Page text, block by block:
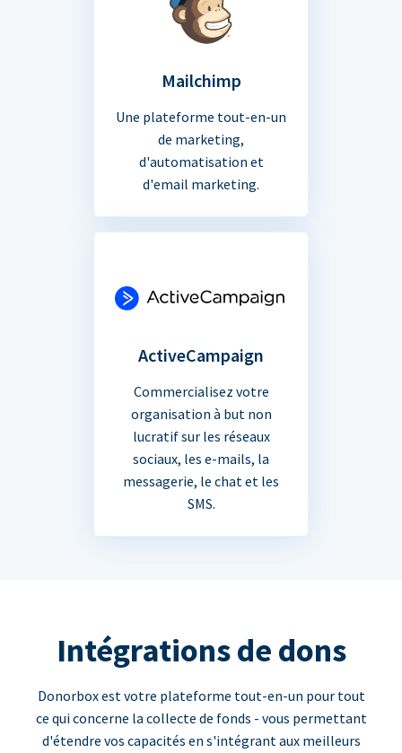
Mailchimp
Une plateforme tout-en-un
de marketing,
d'automatisation et
d'email marketing.
ActiveCampaign
Commercialisez votre
organisation à but non
lucratif sur les réseaux
sociaux, les e-mails, la
messagerie, le chat et les
SMS.
Intégrations de dons
Donorbox est votre plateforme tout-en-un pour tout
ce qui concerne la collecte de fonds - vous permettant
d'étendre vos capacités en s'intégrant aux meilleurs